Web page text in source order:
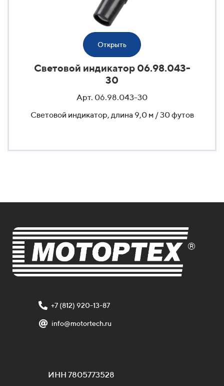
Открыть
Световой индикатор 06.98.043-
30
Арт. 06.98.043-30
Световой индикатор, длина 9,0 м / 30 футов
+7 (812) 920-13-87
info@motortech.ru
ИНН 7805773528